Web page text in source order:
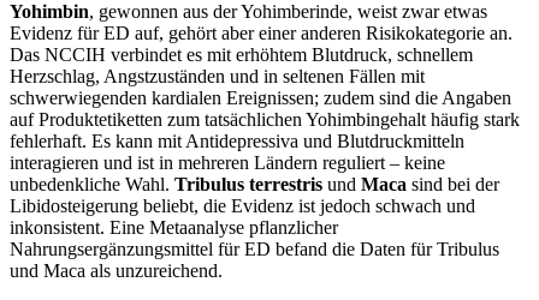
Yohimbin, gewonnen aus der Yohimberinde, weist zwar etwas
Evidenz für ED auf, gehört aber einer anderen Risikokategorie an.
Das NCCIH verbindet es mit erhöhtem Blutdruck, schnellem
Herzschlag, Angstzuständen und in seltenen Fällen mit
schwerwiegenden kardialen Ereignissen; zudem sind die Angaben
auf Produktetiketten zum tatsächlichen Yohimbingehalt häufig stark
fehlerhaft. Es kann mit Antidepressiva und Blutdruckmitteln
interagieren und ist in mehreren Ländern reguliert – keine
unbedenkliche Wahl. Tribulus terrestris und Maca sind bei der
Libidosteigerung beliebt, die Evidenz ist jedoch schwach und
inkonsistent. Eine Metaanalyse pflanzlicher
Nahrungsergänzungsmittel für ED befand die Daten für Tribulus
und Maca als unzureichend.